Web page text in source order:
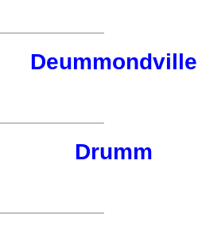
Deummondville
Drumm